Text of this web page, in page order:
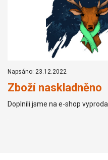
Napsáno: 23.12.2022
Zboží naskladněno
Doplnili jsme na e-shop